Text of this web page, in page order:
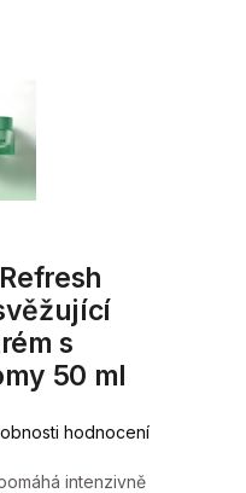
hodnocení
s
50 ml
intenzivně